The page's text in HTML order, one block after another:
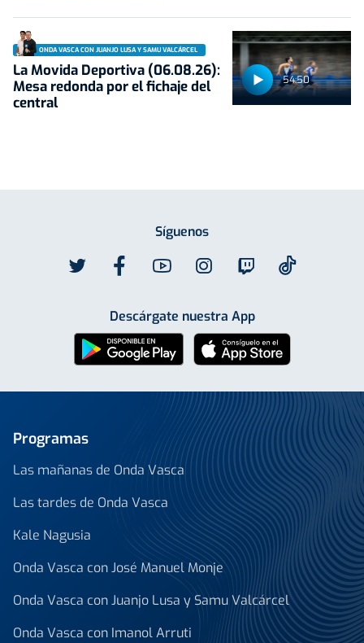
54:50
ONDA VASCA CON JUANJO LUSA Y SAMU VALCÁRCEL
La Movida Deportiva (06.08.26):
Mesa redonda por el fichaje del
central
Síguenos
Descárgate nuestra App
Programas
Las mañanas de Onda Vasca
Las tardes de Onda Vasca
Kale Nagusia
Onda Vasca con José Manuel Monje
Onda Vasca con Juanjo Lusa y Samu Valcárcel
Onda Vasca con Imanol Arruti